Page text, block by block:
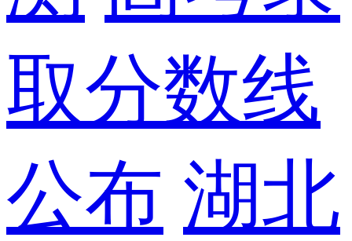
取分数线
公布 湖北